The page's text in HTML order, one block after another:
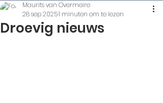
Droevig nieuws
Maurits van Overmeire
28 sep 20251 minuten om te lezen